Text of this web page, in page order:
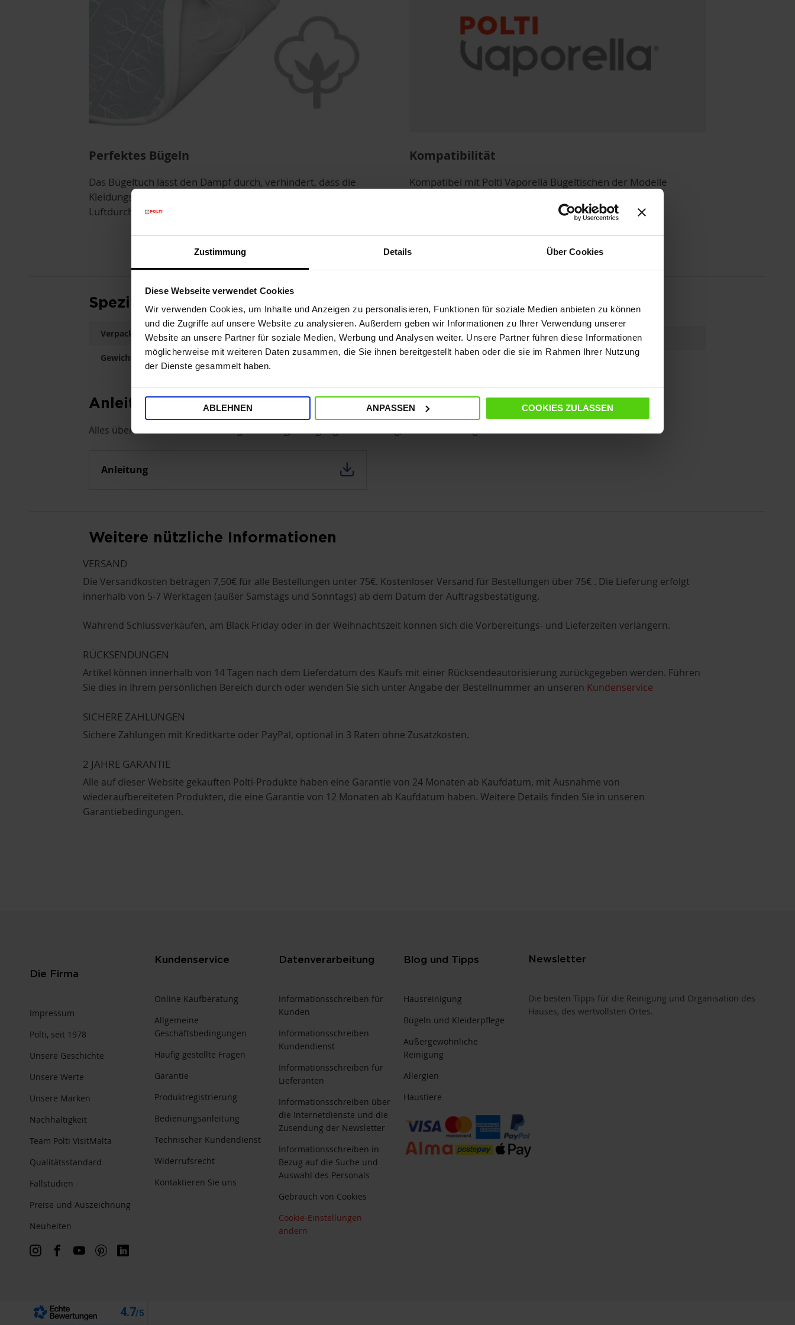
Zustimmung Details Über Cookies
Diese Webseite verwendet Cookies
Wir verwenden Cookies, um Inhalte und Anzeigen zu personalisieren, Funktionen für soziale Medien anbieten zu können
und die Zugriffe auf unsere Website zu analysieren. Außerdem geben wir Informationen zu Ihrer Verwendung unserer
Website an unsere Partner für soziale Medien, Werbung und Analysen weiter. Unsere Partner führen diese Informationen
möglicherweise mit weiteren Daten zusammen, die Sie ihnen bereitgestellt haben oder die sie im Rahmen Ihrer Nutzung
der Dienste gesammelt haben.
ABLEHNEN ANPASSEN COOKIES ZULASSEN
Perfektes Bügeln
Das Bügeltuch lässt den Dampf durch, verhindert, dass die
Kleidungsstücke nass werden, und erhöht die
Luftdurchlässigkeit des Bügeltisches.
Kompatibilität
Kompatibel mit Polti Vaporella Bügeltischen der Modelle
Spezifikationen
Verpackungsgröße (LxBxH) 31 x 22 x 6 cm
Gewicht 0.4
EAN 8007411804274
Anleitung
Alles über das Produkt: Bedienungsanleitung, Reinigung und Wartung, Fehlerbehebung
Anleitung
Weitere nützliche Informationen
VERSAND
Die Versandkosten betragen 7,50€ für alle Bestellungen unter 75€. Kostenloser Versand für Bestellungen über 75€ . Die Lieferung erfolgt
innerhalb von 5-7 Werktagen (außer Samstags und Sonntags) ab dem Datum der Auftragsbestätigung.
Während Schlussverkäufen, am Black Friday oder in der Weihnachtszeit können sich die Vorbereitungs- und Lieferzeiten verlängern.
RÜCKSENDUNGEN
Artikel können innerhalb von 14 Tagen nach dem Lieferdatum des Kaufs mit einer Rücksendeautorisierung zurückgegeben werden. Führen
Sie dies in Ihrem persönlichen Bereich durch oder wenden Sie sich unter Angabe der Bestellnummer an unseren Kundenservice
SICHERE ZAHLUNGEN
Sichere Zahlungen mit Kreditkarte oder PayPal, optional in 3 Raten ohne Zusatzkosten.
2 JAHRE GARANTIE
Alle auf dieser Website gekauften Polti-Produkte haben eine Garantie von 24 Monaten ab Kaufdatum, mit Ausnahme von
wiederaufbereiteten Produkten, die eine Garantie von 12 Monaten ab Kaufdatum haben. Weitere Details finden Sie in unseren
Garantiebedingungen.
Die Firma
Impressum
Polti, seit 1978
Unsere Geschichte
Unsere Werte
Unsere Marken
Nachhaltigkeit
Team Polti VisitMalta
Qualitätsstandard
Fallstudien
Preise und Auszeichnung
Neuheiten
Kundenservice
Online Kaufberatung
Allgemeine
Geschäftsbedingungen
Häufig gestellte Fragen
Garantie
Produktregistrierung
Bedienungsanleitung
Technischer Kundendienst
Widerrufsrecht
Kontaktieren Sie uns
Datenverarbeitung
Informationsschreiben für
Kunden
Informationsschreiben
Kundendienst
Informationsschreiben für
Lieferanten
Informationsschreiben über
die Internetdienste und die
Zusendung der Newsletter
Informationsschreiben in
Bezug auf die Suche und
Auswahl des Personals
Gebrauch von Cookies
Cookie-Einstellungen
ändern
Blog und Tipps
Hausreinigung
Bügeln und Kleiderpflege
Außergewöhnliche
Reinigung
Allergien
Haustiere
Newsletter
Die besten Tipps für die Reinigung und Organisation des
Hauses, des wertvollsten Ortes.